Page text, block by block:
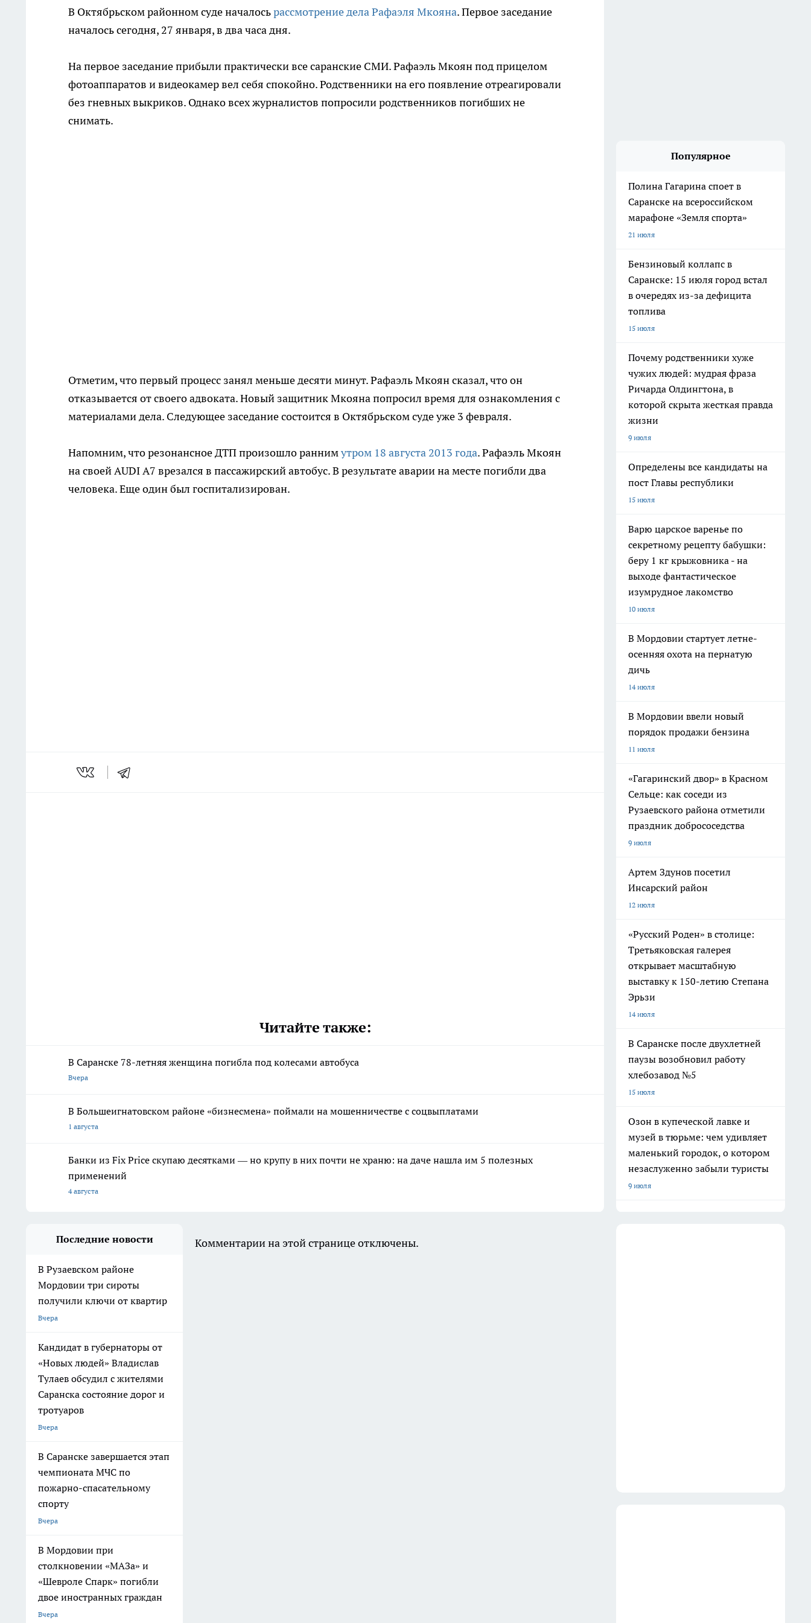
В Октябрьском районном суде началосьрассмотрение дела Рафаэля Мкояна. Первое заседание
началось сегодня, 27 января, в два часа дня.
На первое заседание прибыли практически все саранские СМИ. Рафаэль Мкоян под прицелом
фотоаппаратов и видеокамер вел себя спокойно. Родственники на его появление отреагировали
без гневных выкриков. Однако всех журналистов попросили родственников погибших не
снимать.
Отметим, что первый процесс занял меньше десяти минут. Рафаэль Мкоян сказал, что он
отказывается от своего адвоката. Новый защитник Мкояна попросил время для ознакомления с
материалами дела. Следующее заседание состоится в Октябрьском суде уже 3 февраля.
Напомним, что резонансное ДТП произошло раннимутром 18 августа 2013 года. Рафаэль Мкоян
на своей AUDI A7 врезался в пассажирский автобус. В результате аварии на месте погибли два
человека. Еще один был госпитализирован.
Читайте также:
В Саранске 78-летняя женщина погибла под колесами автобуса
Вчера
В Большеигнатовском районе «бизнесмена» поймали на мошенничестве с соцвыплатами
1 августа
Банки из Fix Price скупаю десятками — но крупу в них почти не храню: на даче нашла им 5 полезных
применений
4 августа
Популярное
Полина Гагарина споет в
Саранске на всероссийском
марафоне «Земля спорта»
21 июля
Бензиновый коллапс в
Саранске: 15 июля город встал
в очередях из-за дефицита
топлива
15 июля
Почему родственники хуже
чужих людей: мудрая фраза
Ричарда Олдингтона, в
которой скрыта жесткая правда
жизни
9 июля
Определены все кандидаты на
пост Главы республики
15 июля
Варю царское варенье по
секретному рецепту бабушки:
беру 1 кг крыжовника - на
выходе фантастическое
изумрудное лакомство
10 июля
В Мордовии стартует летне-
осенняя охота на пернатую
дичь
14 июля
В Мордовии ввели новый
порядок продажи бензина
11 июля
«Гагаринский двор» в Красном
Сельце: как соседи из
Рузаевского района отметили
праздник добрососедства
9 июля
Артем Здунов посетил
Инсарский район
12 июля
«Русский Роден» в столице:
Третьяковская галерея
открывает масштабную
выставку к 150-летию Степана
Эрьзи
14 июля
В Саранске после двухлетней
паузы возобновил работу
хлебозавод №5
15 июля
Озон в купеческой лавке и
музей в тюрьме: чем удивляет
маленький городок, о котором
незаслуженно забыли туристы
9 июля
Последние новости
В Рузаевском районе
Мордовии три сироты
получили ключи от квартир
Вчера
Кандидат в губернаторы от
«Новых людей» Владислав
Тулаев обсудил с жителями
Саранска состояние дорог и
тротуаров
Вчера
В Саранске завершается этап
чемпионата МЧС по
пожарно-спасательному
спорту
Вчера
В Мордовии при
столкновении «МАЗа» и
«Шевроле Спарк» погибли
двое иностранных граждан
Вчера
Комментарии на этой странице отключены.